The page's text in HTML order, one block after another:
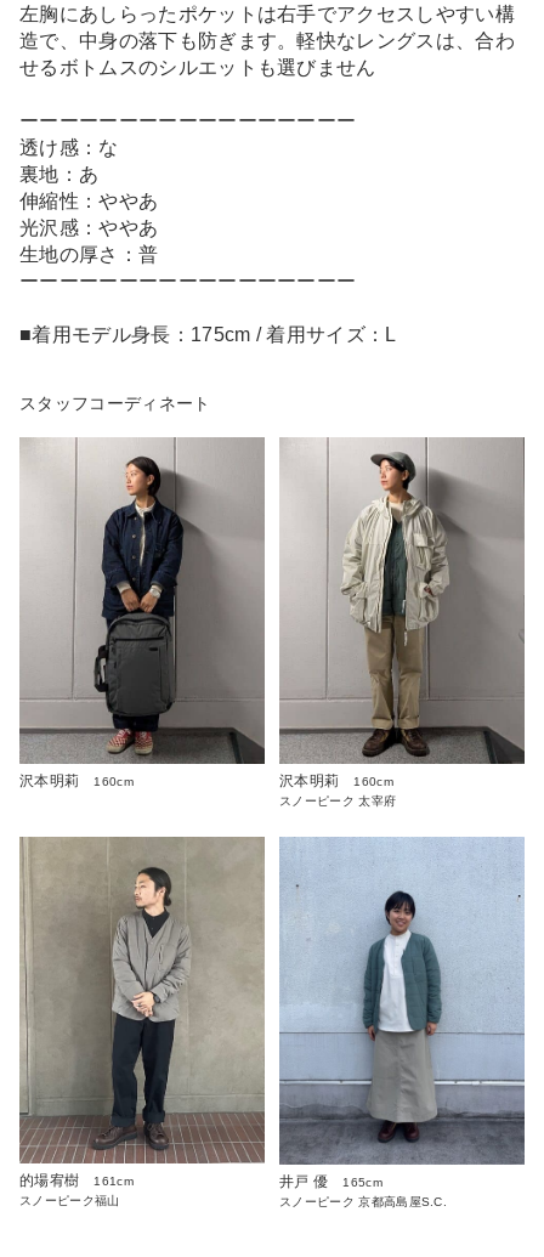
左胸にあしらったポケットは右手でアクセスしやすい構
造で、中身の落下も防ぎます。軽快なレングスは、合わ
せるボトムスのシルエットも選びません
ーーーーーーーーーーーーーーーーー
透け感：な
裏地：あ
伸縮性：ややあ
光沢感：ややあ
生地の厚さ：普
ーーーーーーーーーーーーーーーーー
■着用モデル身長：175cm / 着用サイズ：L
スタッフコーディネート
沢本明莉 160cm 沢本明莉
160cm
スノーピーク 太宰府
的場宥樹
161cm
スノーピーク福山
井戸 優
165cm
スノーピーク 京都高島屋S.C.